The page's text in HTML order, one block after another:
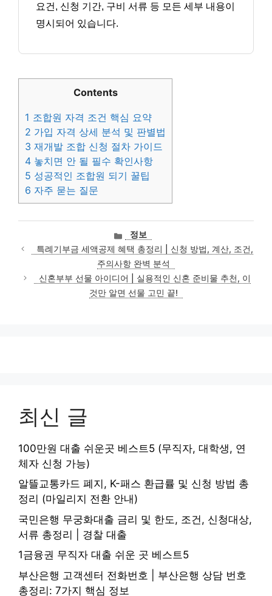
요건, 신청 기간, 구비 서류 등 모든 세부 내용이
명시되어 있습니다.
Contents
1 조합원 자격 조건 핵심 요약
2 가입 자격 상세 분석 및 판별법
3 재개발 조합 신청 절차 가이드
4 놓치면 안 될 필수 확인사항
5 성공적인 조합원 되기 꿀팁
6 자주 묻는 질문
카
테
고
리
정보
특례기부금 세액공제 혜택 총정리 | 신청 방법, 계산, 조건,
주의사항 완벽 분석
신혼부부 선물 아이디어 | 실용적인 신혼 준비물 추천, 이
것만 알면 선물 고민 끝!
최신 글
100만원 대출 쉬운곳 베스트5 (무직자, 대학생, 연
체자 신청 가능)
알뜰교통카드 폐지, K-패스 환급률 및 신청 방법 총
정리 (마일리지 전환 안내)
국민은행 무궁화대출 금리 및 한도, 조건, 신청대상,
서류 총정리 | 경찰 대출
1금융권 무직자 대출 쉬운 곳 베스트5
부산은행 고객센터 전화번호 | 부산은행 상담 번호
총정리: 7가지 핵심 정보